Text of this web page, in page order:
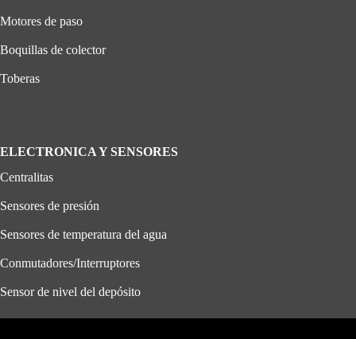
Motores de paso
Boquillas de colector
Toberas
ELECTRONICA Y SENSORES
Centralitas
Sensores de presión
Sensores de temperatura del agua
Conmutadores/Interruptores
Sensor de nivel del depósito